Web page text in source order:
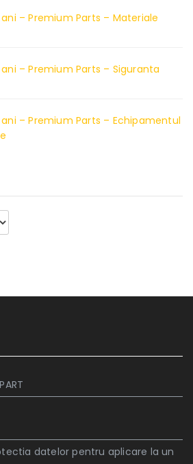
– Premium Parts – Materiale
– Premium Parts – Siguranta
– Premium Parts – Echipamentul
datelor pentru aplicare la un